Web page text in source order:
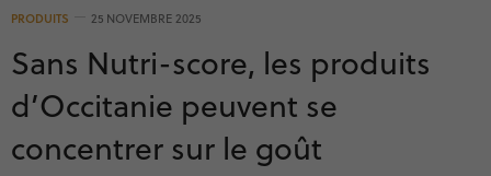
PRODUITS 25 NOVEMBRE 2025
Sans Nutri-score, les produits
d’Occitanie peuvent se
concentrer sur le goût